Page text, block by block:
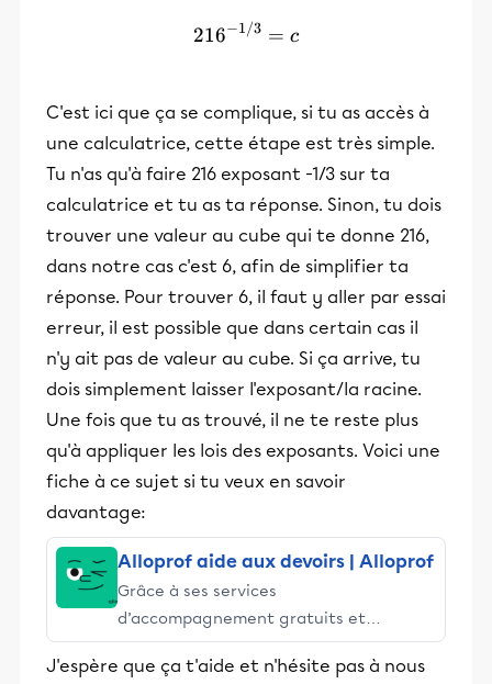
216^{-1/3}=c
216−1/3 = c
C'est ici que ça se complique, si tu as accès à
une calculatrice, cette étape est très simple.
Tu n'as qu'à faire 216 exposant -1/3 sur ta
calculatrice et tu as ta réponse. Sinon, tu dois
trouver une valeur au cube qui te donne 216,
dans notre cas c'est 6, afin de simplifier ta
réponse. Pour trouver 6, il faut y aller par essai
erreur, il est possible que dans certain cas il
n'y ait pas de valeur au cube. Si ça arrive, tu
dois simplement laisser l'exposant/la racine.
Une fois que tu as trouvé, il ne te reste plus
qu'à appliquer les lois des exposants. Voici une
fiche à ce sujet si tu veux en savoir
davantage:
Alloprof aide aux devoirs | Alloprof
Grâce à ses services
d’accompagnement gratuits et
stimulants, Alloprof engage les élèves
et leurs parents dans la réussite
J'espère que ça t'aide et n'hésite pas à nous